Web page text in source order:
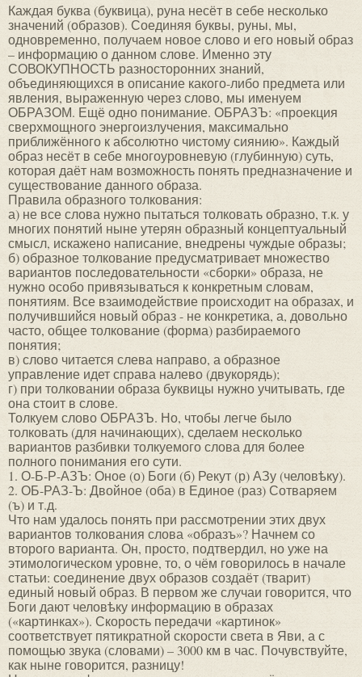
Каждая буква (буквица), руна несёт в себе несколько
значений (образов). Соединяя буквы, руны, мы,
одновременно, получаем новое слово и его новый образ
– информацию о данном слове. Именно эту
СОВОКУПНОСТЬ разносторонних знаний,
объединяющихся в описание какого-либо предмета или
явления, выраженную через слово, мы именуем
ОБРАЗОМ. Ещё одно понимание. ОБРАЗЪ: «проекция
сверхмощного энергоизлучения, максимально
приближённого к абсолютно чистому сиянию». Каждый
образ несёт в себе многоуровневую (глубинную) суть,
которая даёт нам возможность понять предназначение и
существование данного образа.
Правила образного толкования:
а) не все слова нужно пытаться толковать образно, т.к. у
многих понятий ныне утерян образный концептуальный
смысл, искажено написание, внедрены чуждые образы;
б) образное толкование предусматривает множество
вариантов последовательности «сборки» образа, не
нужно особо привязываться к конкретным словам,
понятиям. Все взаимодействие происходит на образах, и
получившийся новый образ - не конкретика, а, довольно
часто, общее толкование (форма) разбираемого
понятия;
в) слово читается слева направо, а образное
управление идет справа налево (двукорядь);
г) при толковании образа буквицы нужно учитывать, где
она стоит в слове.
Толкуем слово ОБРАЗЪ. Но, чтобы легче было
толковать (для начинающих), сделаем несколько
вариантов разбивки толкуемого слова для более
полного понимания его сути.
1. О-Б-Р-АЗЪ: Оное (о) Боги (б) Рекут (р) АЗу (человѣку).
2. ОБ-РАЗ-Ъ: Двойное (оба) в Единое (раз) Сотваряем
(ъ) и т.д.
Что нам удалось понять при рассмотрении этих двух
вариантов толкования слова «образъ»? Начнем со
второго варианта. Он, просто, подтвердил, но уже на
этимологическом уровне, то, о чём говорилось в начале
статьи: соединение двух образов создаёт (тварит)
единый новый образ. В первом же случаи говорится, что
Боги дают человѣку информацию в образах
(«картинках»). Скорость передачи «картинок»
соответствует пятикратной скорости света в Яви, а с
помощью звука (словами) – 3000 км в час. Почувствуйте,
как ныне говорится, разницу!